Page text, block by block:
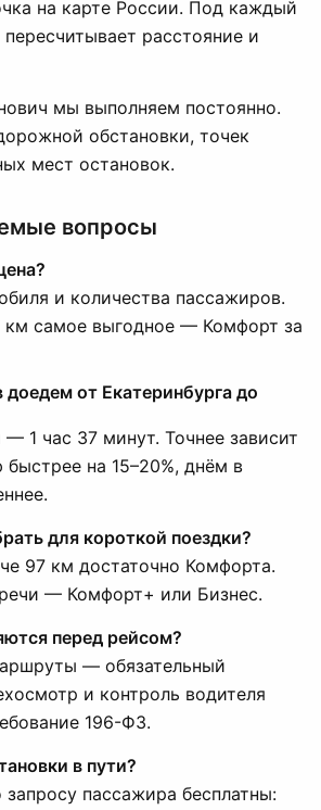
на карте России. Под каждый
расстояние и
мы выполняем постоянно.
обстановки, точек
мест остановок.
вопросы
и количества пассажиров.
км самое выгодное — Комфорт за
доедем от Екатеринбурга до
1 час 37 минут. Точнее зависит
на 15–20%, днём в
для короткой поездки?
97 км достаточно Комфорта.
— Комфорт+ или Бизнес.
перед рейсом?
— обязательный
и контроль водителя
196-ФЗ.
в пути?
пассажира бесплатны: